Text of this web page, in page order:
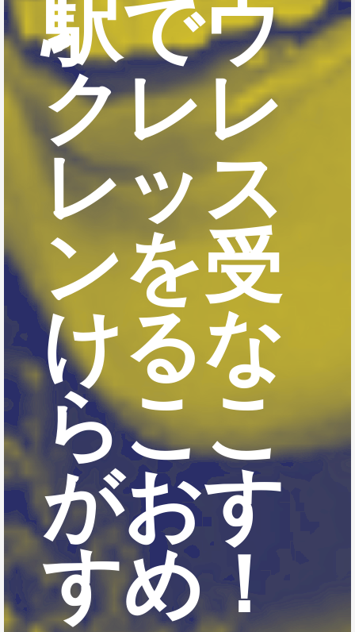
駅でウ
クレレ
レッス
ンを受
けるな
らここ
がおす
すめ！